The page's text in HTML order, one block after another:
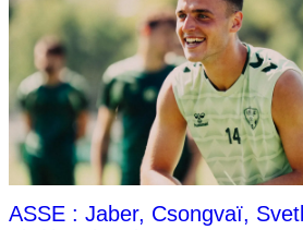
ASSE : Jaber, Csongvaï,